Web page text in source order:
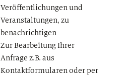
Veröffentlichungen und
Veranstaltungen, zu
benachrichtigen
Zur Bearbeitung Ihrer
Anfrage z.B. aus
Kontaktformularen oder per